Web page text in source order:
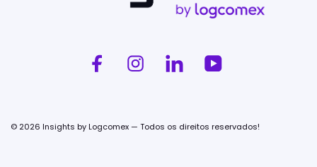
© 2026 Insights by Logcomex — Todos os direitos reservados!